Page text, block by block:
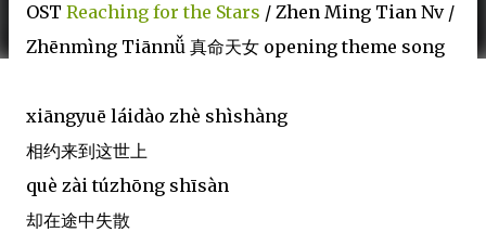
OST Reaching for the Stars / Zhen Ming Tian Nv /
Zhēnmìng Tiānnǚ 真命天女 opening theme song
xiāngyuē láidào zhè shìshàng
相约来到这世上
què zài túzhōng shīsàn
却在途中失散